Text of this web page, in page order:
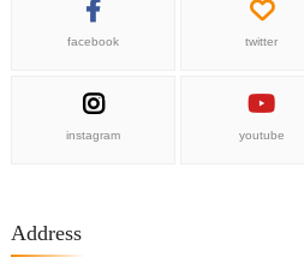
facebook twitter
instagram youtube
Address